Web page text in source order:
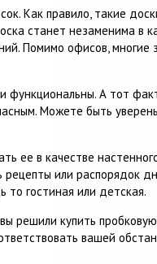
Как правило, такие
станет незаменима в
Помимо офисов,
А тот
Можете быть
ее в качестве
или распорядок
гостиная или детская.
решили купить
вашей